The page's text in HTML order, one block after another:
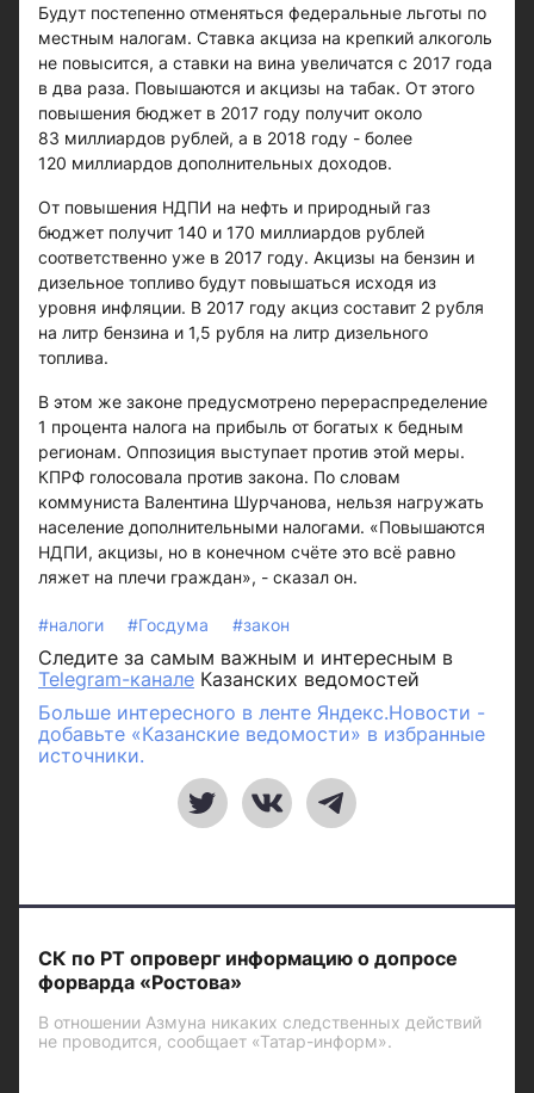
Будут постепенно отменяться федеральные льготы по
местным налогам. Ставка акциза на крепкий алкоголь
не повысится, а ставки на вина увеличатся с 2017 года
в два раза. Повышаются и акцизы на табак. От этого
повышения бюджет в 2017 году получит около
83 миллиардов рублей, а в 2018 году - более
120 миллиардов дополнительных доходов.
От повышения НДПИ на нефть и природный газ
бюджет получит 140 и 170 миллиардов рублей
соответственно уже в 2017 году. Акцизы на бензин и
дизельное топливо будут повышаться исходя из
уровня инфляции. В 2017 году акциз составит 2 рубля
на литр бензина и 1,5 рубля на литр дизельного
топлива.
В этом же законе предусмотрено перераспределение
1 процента налога на прибыль от богатых к бедным
регионам. Оппозиция выступает против этой меры.
КПРФ голосовала против закона. По словам
коммуниста Валентина Шурчанова, нельзя нагружать
население дополнительными налогами. «Повышаются
НДПИ, акцизы, но в конечном счёте это всё равно
ляжет на плечи граждан», - сказал он.
#налоги #Госдума #закон
Следите за самым важным и интересным в
Telegram-канале Казанских ведомостей
Больше интересного в ленте Яндекс.Новости -
добавьте «Казанские ведомости» в избранные
источники.
СК по РТ опроверг информацию о допросе
форварда «Ростова»
В отношении Азмуна никаких следственных действий
не проводится, сообщает «Татар-информ».